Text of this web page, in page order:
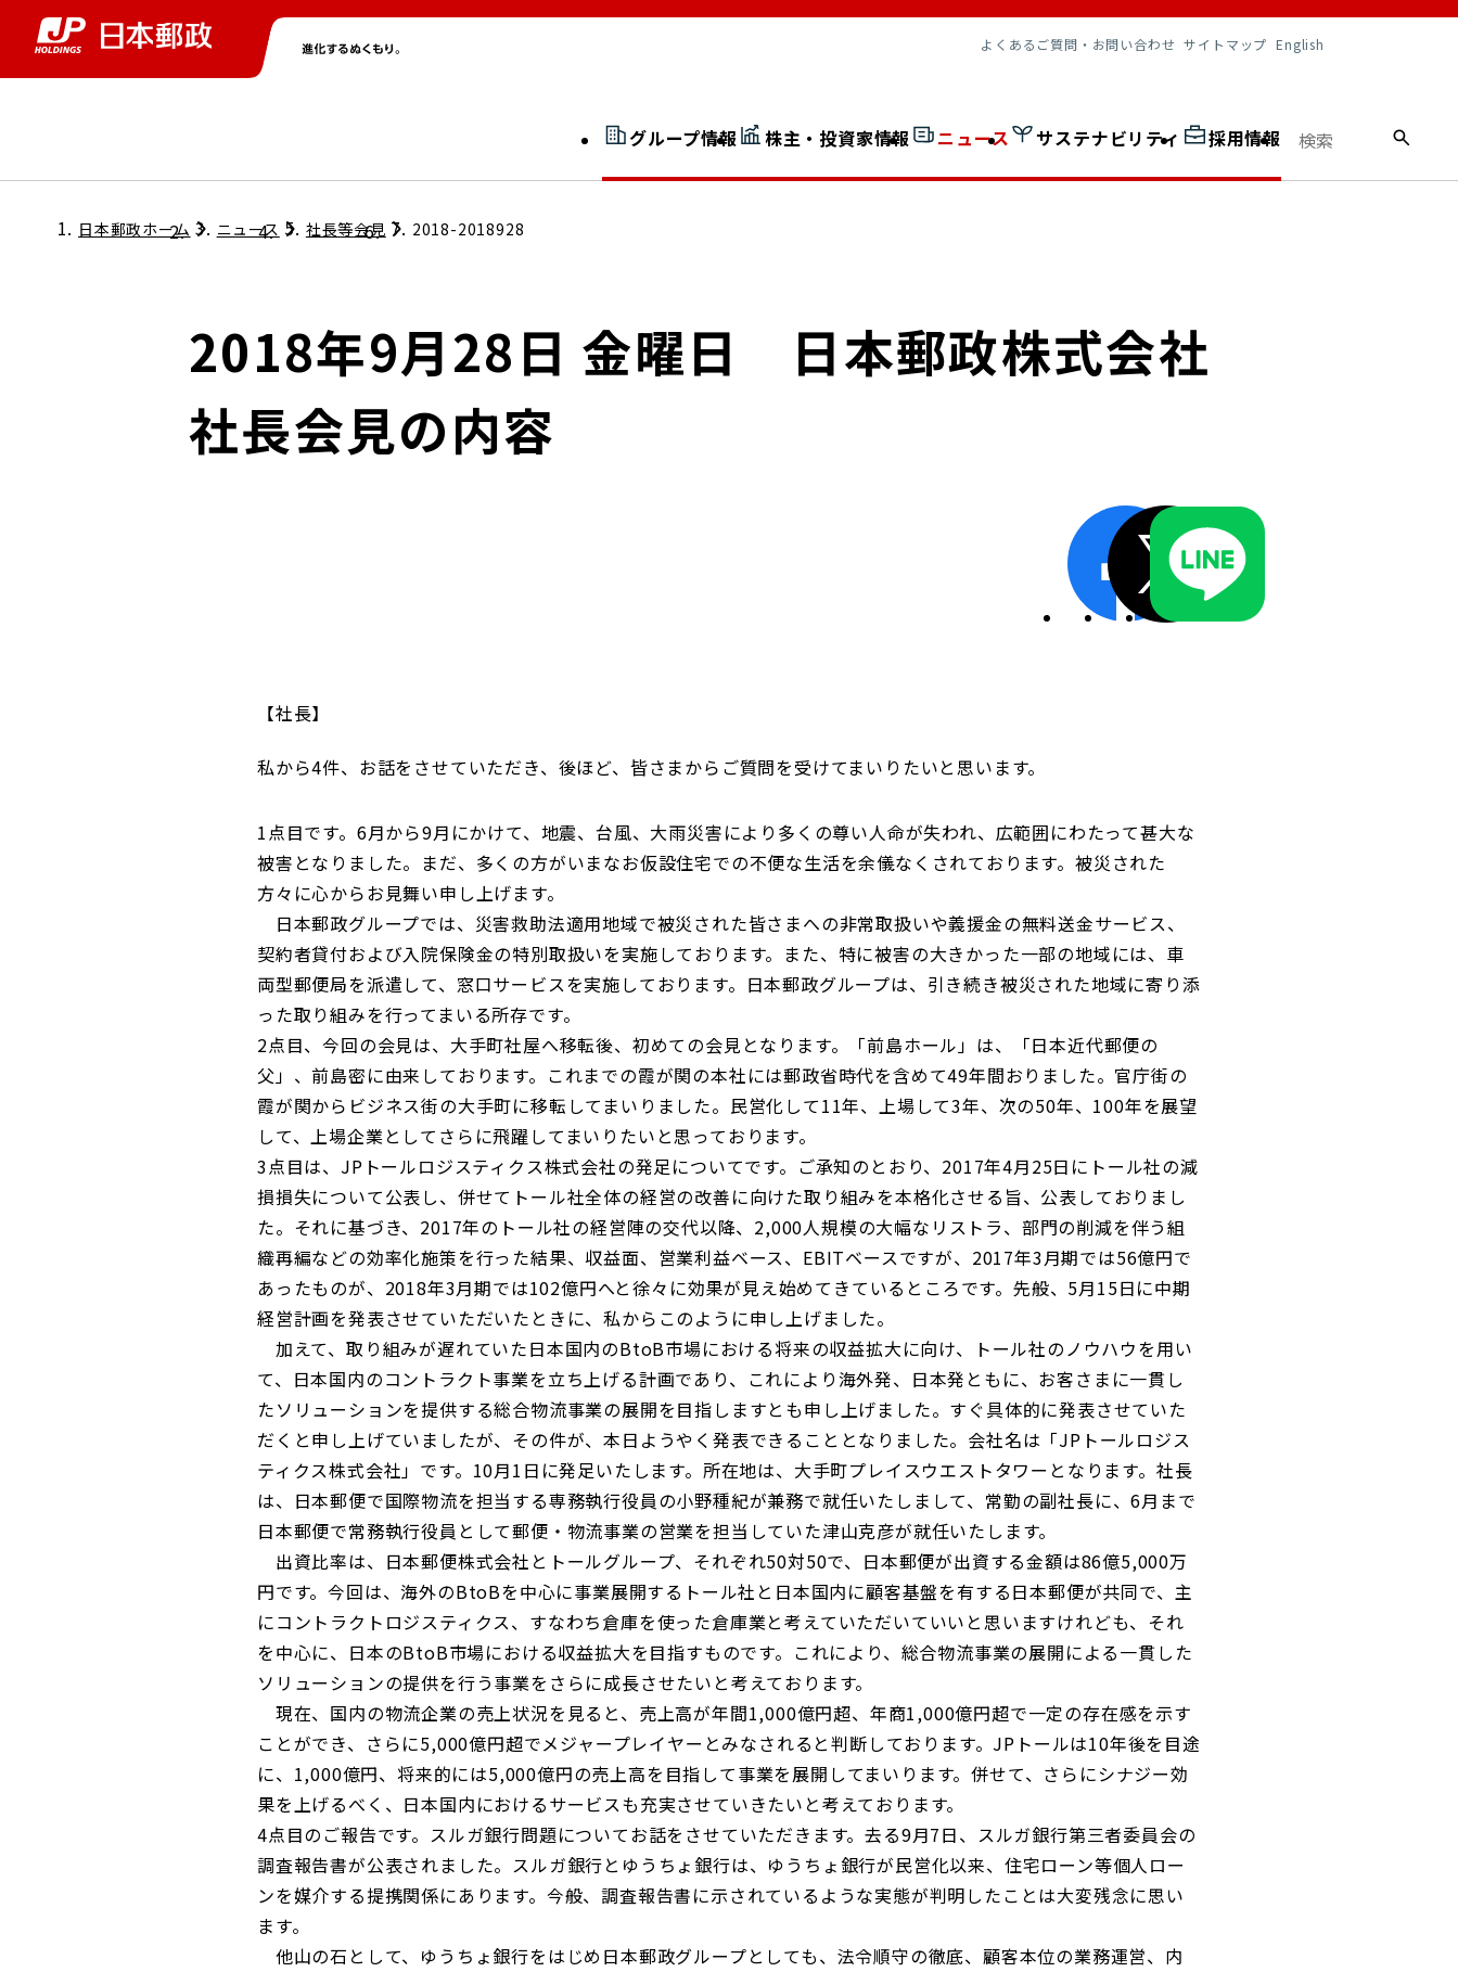
よくあるご質問・お問い合わせ サイトマップ English
グループ情報
グループ情報トップ 社長室通信
JP 改革実行委員会
広告ギャラリー
株主・投資家情報
株主・投資家情報トップ
個人投資家のみなさまへ
ディスクロージャーポリシー／適時開示体制
ニュース
ニューストップ
サステナビリティ
サステナビリティトップ
担当役員メッセージ
サステナビリティマネジメント
開示情報検索
採用情報
採用情報トップ
日本郵政ホーム ニュース 社長等会見 2018-2018928
2018年9月28日 金曜日 日本郵政株式会社
社長会見の内容
社長
私から4件、お話をさせていただき、後ほど、皆さまからご質問を受けてまいりたいと思います。
1点目です。6月から9月にかけて、地震、台風、大雨災害により多くの尊い人命が失われ、広範囲にわたって甚大な
被害となりました。まだ、多くの方がいまなお仮設住宅での不便な生活を余儀なくされております。被災された
方々に心からお見舞い申し上げます。
日本郵政グループでは、災害救助法適用地域で被災された皆さまへの非常取扱いや義援金の無料送金サービス、
契約者貸付および入院保険金の特別取扱いを実施しております。また、特に被害の大きかった一部の地域には、車
両型郵便局を派遣して、窓口サービスを実施しております。日本郵政グループは、引き続き被災された地域に寄り添
った取り組みを行ってまいる所存です。
2点目、今回の会見は、大手町社屋へ移転後、初めての会見となります。「前島ホール」は、「日本近代郵便の
父」、前島密に由来しております。これまでの霞が関の本社には郵政省時代を含めて49年間おりました。官庁街の
霞が関からビジネス街の大手町に移転してまいりました。民営化して11年、上場して3年、次の50年、100年を展望
して、上場企業としてさらに飛躍してまいりたいと思っております。
3点目は、JPトールロジスティクス株式会社の発足についてです。ご承知のとおり、2017年4月25日にトール社の減
損損失について公表し、併せてトール社全体の経営の改善に向けた取り組みを本格化させる旨、公表しておりまし
た。それに基づき、2017年のトール社の経営陣の交代以降、2,000人規模の大幅なリストラ、部門の削減を伴う組
織再編などの効率化施策を行った結果、収益面、営業利益ベース、EBITベースですが、2017年3月期では56億円で
あったものが、2018年3月期では102億円へと徐々に効果が見え始めてきているところです。先般、5月15日に中期
経営計画を発表させていただいたときに、私からこのように申し上げました。
加えて、取り組みが遅れていた日本国内のBtoB市場における将来の収益拡大に向け、トール社のノウハウを用い
て、日本国内のコントラクト事業を立ち上げる計画であり、これにより海外発、日本発ともに、お客さまに一貫し
たソリューションを提供する総合物流事業の展開を目指しますとも申し上げました。すぐ具体的に発表させていた
だくと申し上げていましたが、その件が、本日ようやく発表できることとなりました。会社名は「JPトールロジス
ティクス株式会社」です。10月1日に発足いたします。所在地は、大手町プレイスウエストタワーとなります。社長
は、日本郵便で国際物流を担当する専務執行役員の小野種紀が兼務で就任いたしまして、常勤の副社長に、6月まで
日本郵便で常務執行役員として郵便・物流事業の営業を担当していた津山克彦が就任いたします。
出資比率は、日本郵便株式会社とトールグループ、それぞれ50対50で、日本郵便が出資する金額は86億5,000万
円です。今回は、海外のBtoBを中心に事業展開するトール社と日本国内に顧客基盤を有する日本郵便が共同で、主
にコントラクトロジスティクス、すなわち倉庫を使った倉庫業と考えていただいていいと思いますけれども、それ
を中心に、日本のBtoB市場における収益拡大を目指すものです。これにより、総合物流事業の展開による一貫した
ソリューションの提供を行う事業をさらに成長させたいと考えております。
現在、国内の物流企業の売上状況を見ると、売上高が年間1,000億円超、年商1,000億円超で一定の存在感を示す
ことができ、さらに5,000億円超でメジャープレイヤーとみなされると判断しております。JPトールは10年後を目途
に、1,000億円、将来的には5,000億円の売上高を目指して事業を展開してまいります。併せて、さらにシナジー効
果を上げるべく、日本国内におけるサービスも充実させていきたいと考えております。
4点目のご報告です。スルガ銀行問題についてお話をさせていただきます。去る9月7日、スルガ銀行第三者委員会の
調査報告書が公表されました。スルガ銀行とゆうちょ銀行は、ゆうちょ銀行が民営化以来、住宅ローン等個人ロー
ンを媒介する提携関係にあります。今般、調査報告書に示されているような実態が判明したことは大変残念に思い
ます。
他山の石として、ゆうちょ銀行をはじめ日本郵政グループとしても、法令順守の徹底、顧客本位の業務運営、内